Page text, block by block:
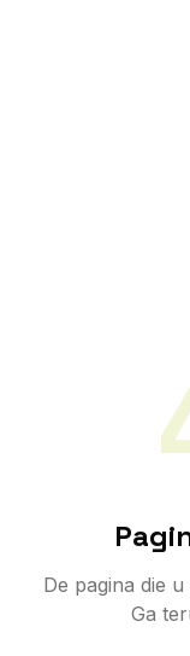
De pagina die
Ga